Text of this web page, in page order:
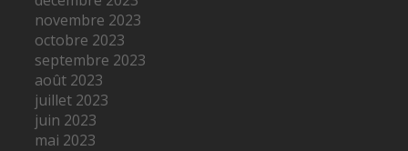
novembre 2023
octobre 2023
septembre 2023
août 2023
juillet 2023
juin 2023
mai 2023